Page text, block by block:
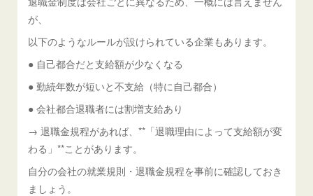
が、
以下のようなルールが設けられている企業もあります。
● 自己都合だと支給額が少なくなる
● 勤続年数が短いと不支給（特に自己都合）
● 会社都合退職者には割増支給あり
→ 退職金規程があれば、**「退職理由によって支給額が変
わる」**ことがあります。
自分の会社の就業規則・退職金規程を事前に確認しておき
ましょう。